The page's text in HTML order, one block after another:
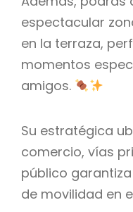
espectacular
en la terraza,
momentos
amigos.
Su estratégica
comercio, vías
público
de movilidad en